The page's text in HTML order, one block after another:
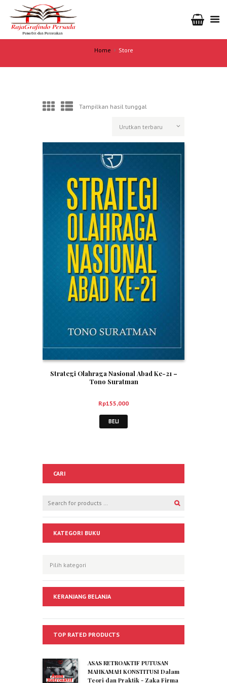
Home Store
Tampilkan hasil tunggal
Strategi Olahraga Nasional Abad Ke-21 –
Tono Suratman
Rp155,000
BELI
CARI
KATEGORI BUKU
KERANJANG BELANJA
TOP RATED PRODUCTS
ASAS RETROAKTIF PUTUSAN
MAHKAMAH KONSTITUSI Dalam
Teori dan Praktik - Zaka Firma